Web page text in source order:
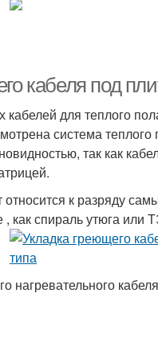
кабеля под
для теплого
система
так как
к разряду
, как спираль утюга или
нагревательного кабеля